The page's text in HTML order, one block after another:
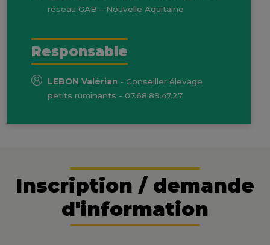
réseau GAB – Nouvelle Aquitaine
Responsable
LEBON Valérian - Conseiller élevage
petits ruminants - 07.68.89.47.27
Inscription / demande
d'information